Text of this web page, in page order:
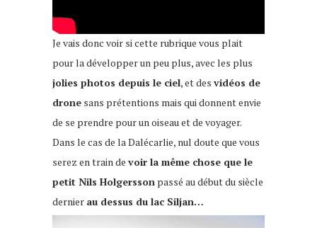
Je vais donc voir si cette rubrique vous plait
pour la développer un peu plus, avec les plus
jolies photos depuis le ciel, et des vidéos de
drone sans prétentions mais qui donnent envie
de se prendre pour un oiseau et de voyager.
Dans le cas de la Dalécarlie, nul doute que vous
serez en train de voir la même chose que le
petit Nils Holgersson passé au début du siècle
dernier au dessus du lac Siljan…